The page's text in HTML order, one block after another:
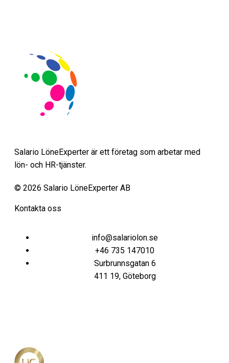
Salario LöneExperter är ett företag som arbetar med
lön- och HR-tjänster.
© 2026 Salario LöneExperter AB
Kontakta oss
info@salariolon.se
+46 735 147010
Surbrunnsgatan 6
411 19, Göteborg